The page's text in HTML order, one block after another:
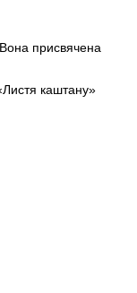
Вона присвячена
каштану»